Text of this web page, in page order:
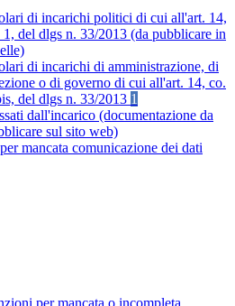
di incarichi politici di cui all'art. 14,
1, del dlgs n. 33/2013 (da pubblicare in
di incarichi di amministrazione, di
o di governo di cui all'art. 14, co.
del dlgs n. 33/2013 1
dall'incarico (documentazione da
sul sito web)
mancata comunicazione dei dati